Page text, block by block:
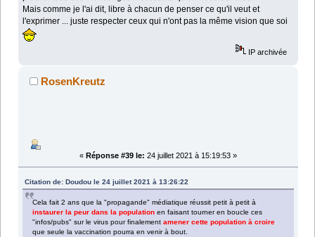
Mais comme je l'ai dit, libre à chacun de penser ce qu'il veut et
l'exprimer ... juste respecter ceux qui n'ont pas la même vision que soi
IP archivée
RosenKreutz
« Réponse #39 le: 24 juillet 2021 à 15:19:53 »
Citation de: Doudou le 24 juillet 2021 à 13:26:22
Cela fait 2 ans que la "propagande" médiatique réussit petit à petit à
instaurer la peur dans la population en faisant tourner en boucle ces
"infos/pubs" sur le virus pour finalementamener cette population à croire
que seule la vaccination pourra en venir à bout.